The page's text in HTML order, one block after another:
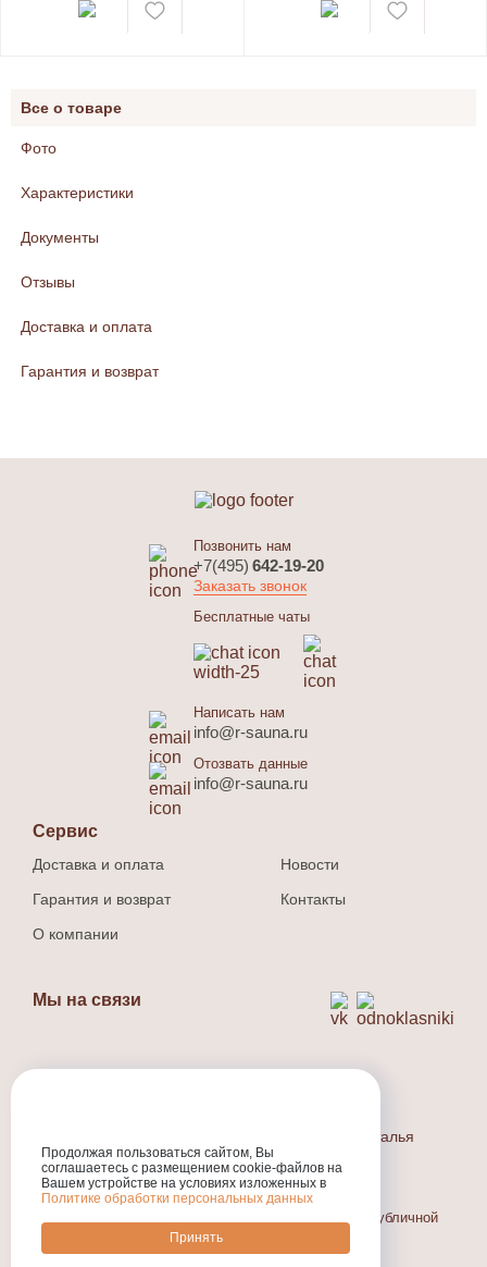
Все о товаре
Фото
Характеристики
Документы
Отзывы
Доставка и оплата
Гарантия и возврат
Позвонить нам
+7(495) 642-19-20
Заказать звонок
Бесплатные чаты
Написать нам
info@r-sauna.ru
Отозвать данные
info@r-sauna.ru
Сервис
Доставка и оплата
Гарантия и возврат
О компании
Новости
Контакты
Мы на связи
Индивидуальный предприниматель Людина Наталья
Валерьевна
ИНН:301710573800
ОГРНИП:324774600318231
Информация, размещенная на сайте, не является публичной
Продолжая пользоваться сайтом, Вы
соглашаетесь с размещением cookie-файлов на
Вашем устройстве на условиях изложенных в
Политике обработки персональных данных
Принять